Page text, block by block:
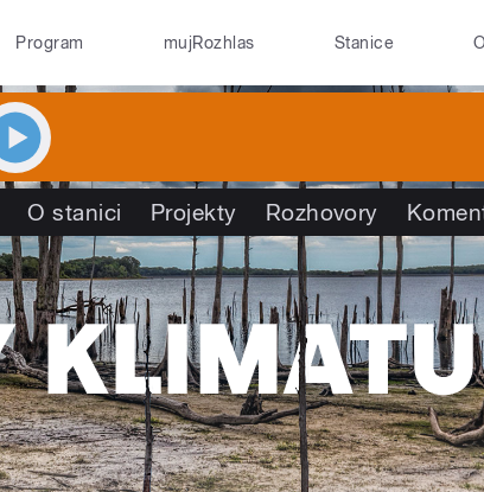
Program mujRozhlas Stanice
O stanici Projekty Rozhovory